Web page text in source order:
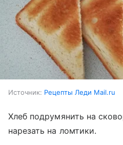
Источник: Рецепты Леди Mail.ru
Хлеб подрумянить на
нарезать на ломтики.